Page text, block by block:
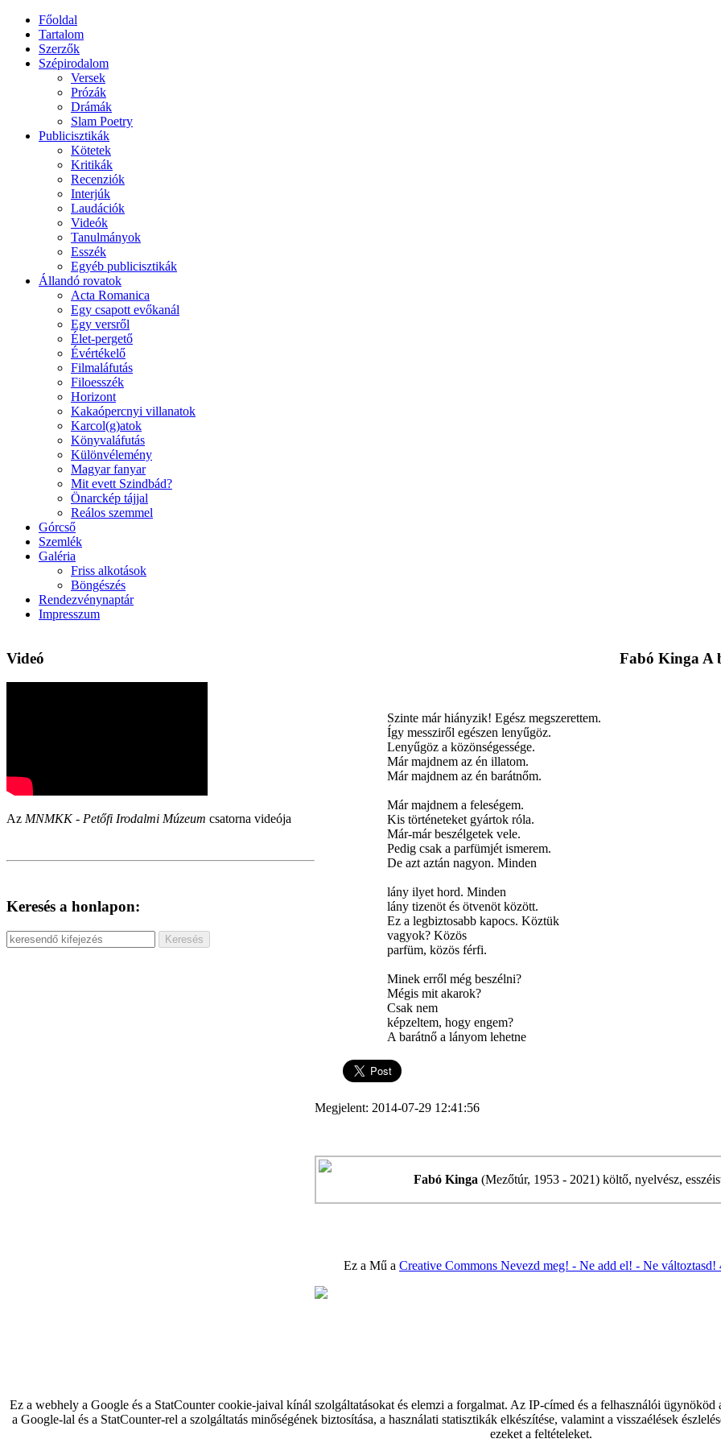
Főoldal
Tartalom
Szerzők
Szépirodalom
Versek
Prózák
Drámák
Slam Poetry
Publicisztikák
Kötetek
Kritikák
Recenziók
Interjúk
Laudációk
Videók
Tanulmányok
Esszék
Egyéb publicisztikák
Állandó rovatok
Acta Romanica
Egy csapott evőkanál
Egy versről
Élet-pergető
Évértékelő
Filmaláfutás
Filoesszék
Horizont
Kakaópercnyi villanatok
Karcol(g)atok
Könyvaláfutás
Különvélemény
Magyar fanyar
Mit evett Szindbád?
Önarckép tájjal
Reálos szemmel
Górcső
Szemlék
Galéria
Friss alkotások
Böngészés
Rendezvénynaptár
Impresszum
Videó
Az MNMKK - Petőfi Irodalmi Múzeum csatorna videója
Keresés a honlapon:
Fabó Kinga A
Szinte már hiányzik! Egész megszerettem.
Így messziről egészen lenyűgöz.
Lenyűgöz a közönségessége.
Már majdnem az én illatom.
Már majdnem az én barátnőm.
Már majdnem a feleségem.
Kis történeteket gyártok róla.
Már-már beszélgetek vele.
Pedig csak a parfümjét ismerem.
De azt aztán nagyon. Minden
lány ilyet hord. Minden
lány tizenöt és ötvenöt között.
Ez a legbiztosabb kapocs. Köztük
vagyok? Közös
parfüm, közös férfi.
Minek erről még beszélni?
Mégis mit akarok?
Csak nem
képzeltem, hogy engem?
A barátnő a lányom lehetne
Megjelent: 2014-07-29 12:41:56
Fabó Kinga (Mezőtúr, 1953 - 2021) költő, nyelvész,
Ez a Mű a Creative Commons Nevezd meg! - Ne add el! - Ne
Ez a webhely a Google és a StatCounter cookie-jaival kínál szolgáltatásokat és elemzi a forgalmat. Az IP-címed és a felhasználói
a Google-lal és a StatCounter-rel a szolgáltatás minőségének biztosítása, a használati statisztikák elkészítése, valamint a visszaélések
ezeket a feltételeket.